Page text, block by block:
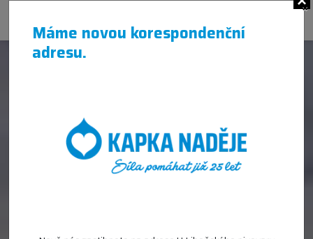
Máme novou korespondenční
adresu.
×